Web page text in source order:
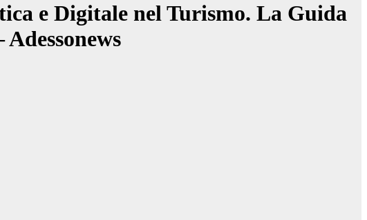
e Digitale nel Turismo. La Guida